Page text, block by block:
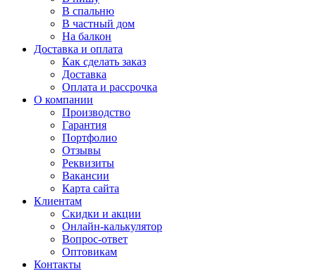
В спальню
В частный дом
На балкон
Доставка и оплата
Как сделать заказ
Доставка
Оплата и рассрочка
О компании
Производство
Гарантия
Портфолио
Отзывы
Реквизиты
Вакансии
Карта сайта
Клиентам
Скидки и акции
Онлайн-калькулятор
Вопрос-ответ
Оптовикам
Контакты